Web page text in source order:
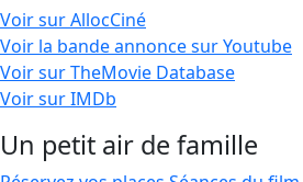
Voir sur AllocCiné
Voir la bande annonce sur Youtube
Voir sur TheMovie Database
Voir sur IMDb
Un petit air de famille